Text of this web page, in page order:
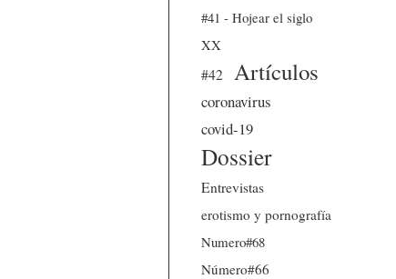
#41 - Hojear el siglo
XX
#42
Artículos
coronavirus
covid-19
Dossier
Entrevistas
erotismo y pornografía
Numero#68
Número#66